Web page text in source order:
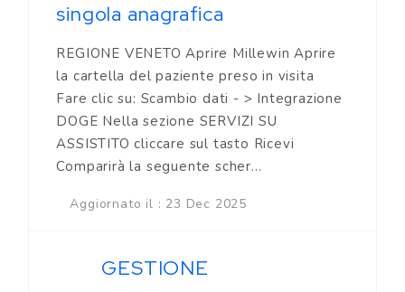
singola anagrafica
REGIONE VENETO Aprire Millewin Aprire
la cartella del paziente preso in visita
Fare clic su: Scambio dati - > Integrazione
DOGE Nella sezione SERVIZI SU
ASSISTITO cliccare sul tasto Ricevi
Comparirà la seguente scher...
Aggiornato il : 23 Dec 2025
GESTIONE